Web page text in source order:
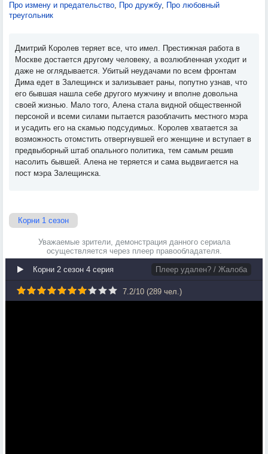
Про измену и предательство, Про дружбу, Про любовный
треугольник
Дмитрий Королев теряет все, что имел. Престижная работа в
Москве достается другому человеку, а возлюбленная уходит и
даже не оглядывается. Убитый неудачами по всем фронтам
Дима едет в Залещинск и зализывает раны, попутно узнав, что
его бывшая нашла себе другого мужчину и вполне довольна
своей жизнью. Мало того, Алена стала видной общественной
персоной и всеми силами пытается разоблачить местного мэра
и усадить его на скамью подсудимых. Королев хватается за
возможность отомстить отвергнувшей его женщине и вступает в
предвыборный штаб опального политика, тем самым решив
насолить бывшей. Алена не теряется и сама выдвигается на
пост мэра Залещинска.
Корни 1 сезон
Уважаемые зрители, демонстрация данного сериала
осуществляется через плеер правообладателя.
Корни 2 сезон 4 серия Плеер удален? / Жалоба
7.2/10 (289 чел.)